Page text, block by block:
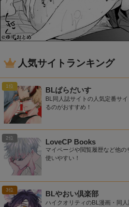
人気サイトランキング
BLぱらだいす
BL同人誌サイトの人気定番サ
るのがおすすめ！
LoveCP Books
マイページや閲覧履歴など他
使いやすい！
BLやおい倶楽部
ハイクオリティのBL漫画・同